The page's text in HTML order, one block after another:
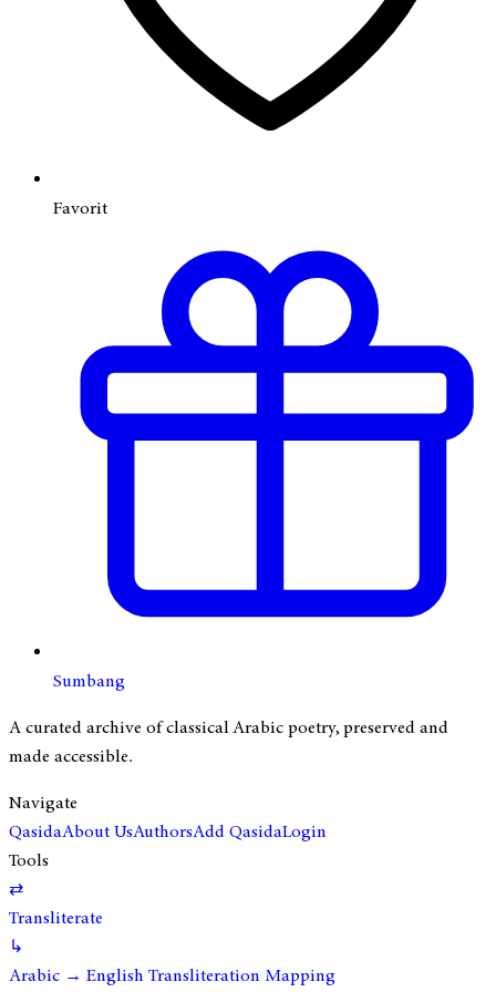
Favorit
Sumbang
A curated archive of classical Arabic poetry, preserved and
made accessible.
Navigate
QasidaAbout UsAuthorsAdd QasidaLogin
Tools
⇄
Transliterate
↳
Arabic → English Transliteration Mapping